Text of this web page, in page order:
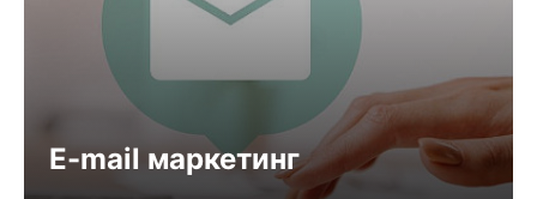
E-mail маркетинг